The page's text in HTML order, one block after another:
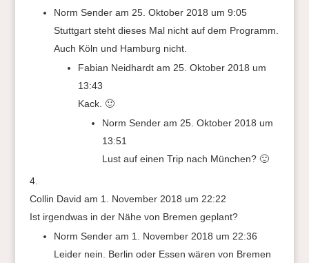
Norm Sender am 25. Oktober 2018 um 9:05
Stuttgart steht dieses Mal nicht auf dem Programm.
Auch Köln und Hamburg nicht.
Fabian Neidhardt am 25. Oktober 2018 um
13:43
Kack. 🙂
Norm Sender am 25. Oktober 2018 um
13:51
Lust auf einen Trip nach München? 🙂
Collin David am 1. November 2018 um 22:22
Ist irgendwas in der Nähe von Bremen geplant?
Norm Sender am 1. November 2018 um 22:36
Leider nein. Berlin oder Essen wären von Bremen